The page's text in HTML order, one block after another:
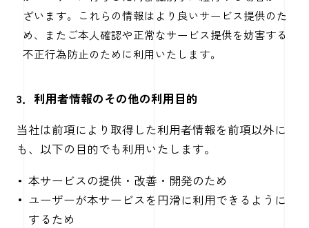
ざいます。これらの情報はより良いサービス提供のた
め、またご本人確認や正常なサービス提供を妨害する
不正行為防止のために利用いたします。
3．利用者情報のその他の利用目的
当社は前項により取得した利用者情報を前項以外に
も、以下の目的でも利用いたします。
本サービスの提供・改善・開発のため
ユーザーが本サービスを円滑に利用できるように
するため